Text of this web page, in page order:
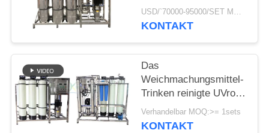
Umkehr-Osmose-
1000lph mit
USD/`70000-95000/SET MOQ:1 Satz
KONTAKT
Das
Weichmachungsmittel-
Trinken reinigte UVro-
Kläranlage-Umkehr-
Osmose-reine Wasser-
Verhandelbar MOQ:>= 1sets
KONTAKT